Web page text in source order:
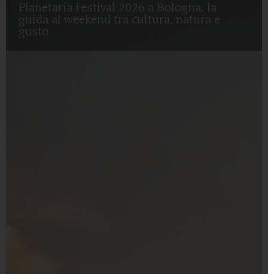
Planetaria Festival 2026 a Bologna: la
guida al weekend tra cultura, natura e
gusto